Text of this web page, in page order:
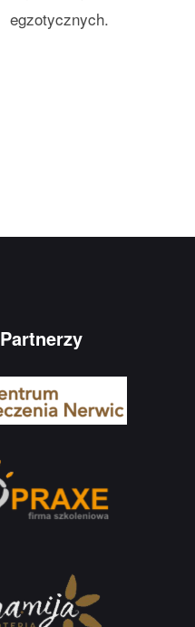
egzotycznych.
Partnerzy